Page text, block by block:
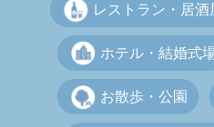
レストラン・居酒
ホテル・結婚式
お散歩・公園